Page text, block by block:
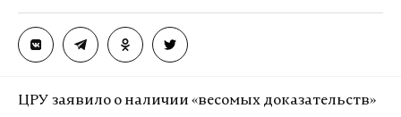
ЦРУ заявило о наличии «весомых доказательств»